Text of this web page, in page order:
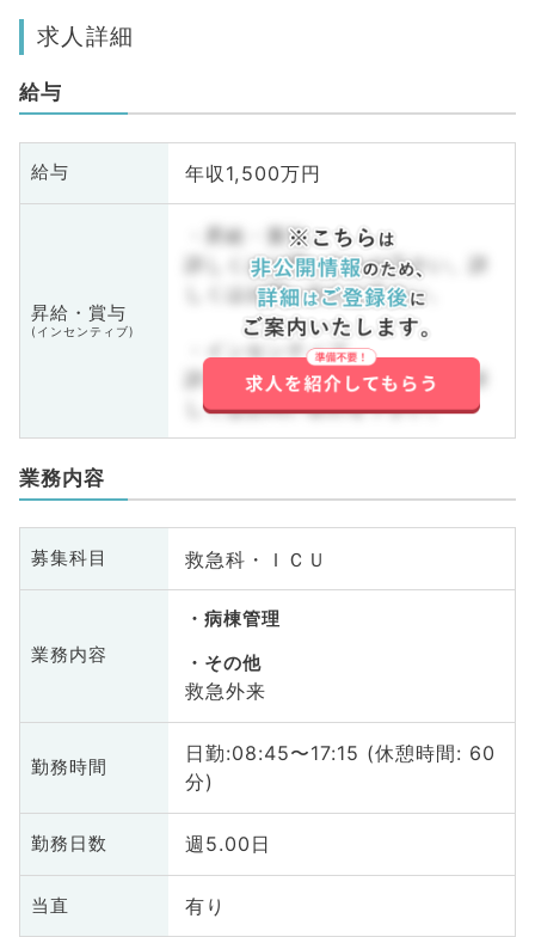
求人詳細
給与
給与 年収1,500万円
昇給・賞与
(インセンティブ)
・昇給・賞与
詳しくはお問い合わせ下さい。詳
しくはお問い合わせ下さい。
・インセンティブ
詳しくはお問い合わせ下さい。詳
しくはお問い合わせ下さい。
業務内容
募集科目 救急科・ＩＣＵ
業務内容
病棟管理
その他
救急外来
勤務時間
日勤:08:45〜17:15 (休憩時間: 60
分)
勤務日数 週5.00日
当直 有り